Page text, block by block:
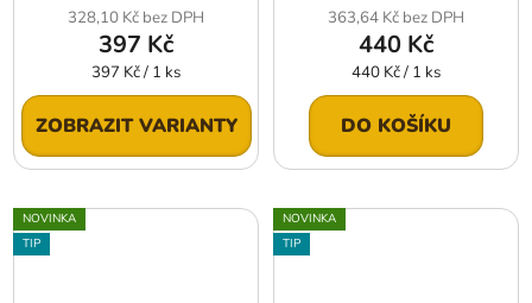
328,10 Kč bez DPH
397 Kč
Měrná
cena:
397 Kč / 1 ks
ZOBRAZIT VARIANTY
363,64 Kč bez DPH
440 Kč
Měrná
cena:
440 Kč / 1 ks
DO KOŠÍKU
NOVINKA
TIP
NOVINKA
TIP